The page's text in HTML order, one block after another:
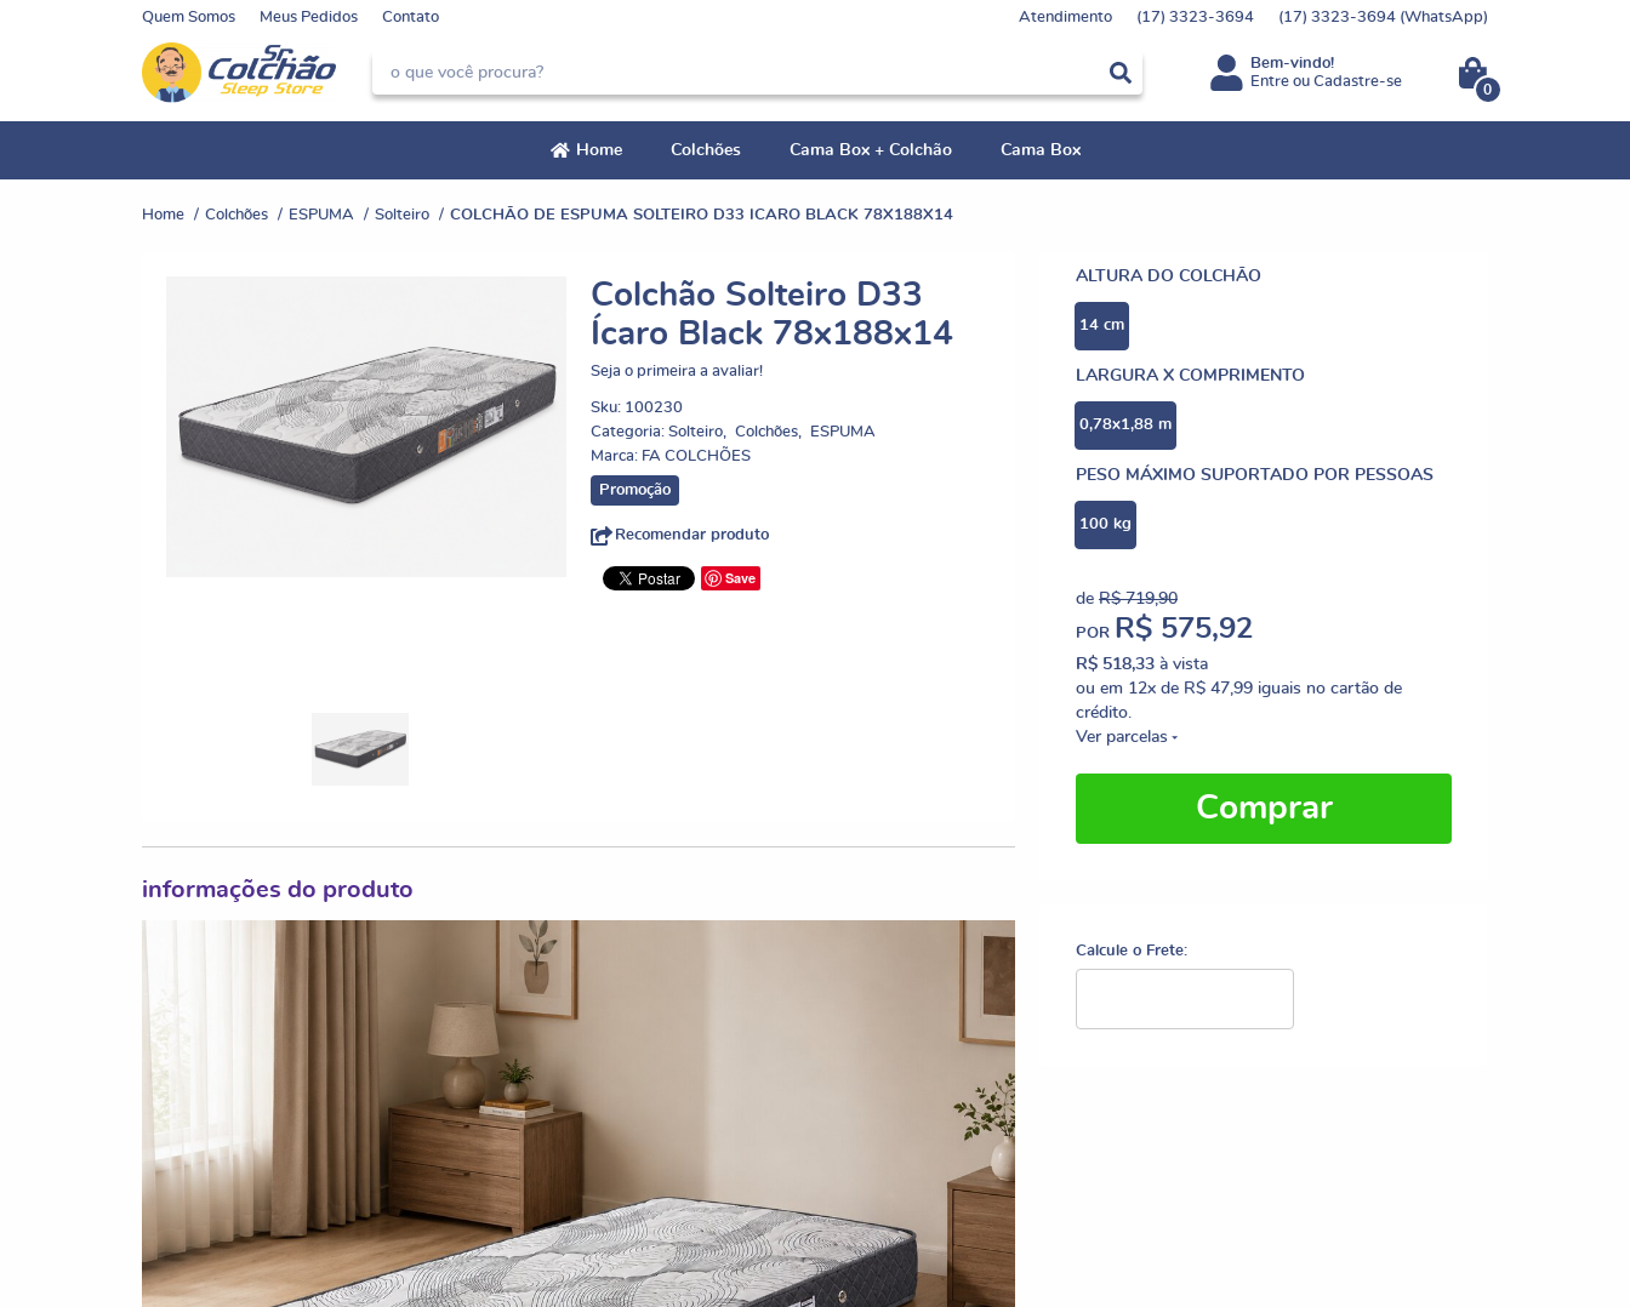
Quem Somos Meus Pedidos Contato Atendimento (17) 3323-3694 (17) 3323-3694 (WhatsApp)
Bem-vindo!
Entre ouCadastre-se 0
Home Colchões Cama Box + Colchão Cama Box
Home Colchões ESPUMA Solteiro COLCHÃO DE ESPUMA SOLTEIRO D33 ICARO BLACK 78X188X14
Colchão Solteiro D33
Ícaro Black 78x188x14
Seja o primeira a avaliar!
Sku: 100230
Categoria: Solteiro Colchões
ESPUMA
Marca: FA COLCHÕES
Promoção
Recomendar produto
Save
ALTURA DO COLCHÃO
14 cm
LARGURA X COMPRIMENTO
0,78x1,88 m
PESO MÁXIMO SUPORTADO POR PESSOAS
100 kg
de R$ 719,90
POR R$ 575,92
R$ 518,33 à vista
ou em 12x de R$ 47,99 iguais no cartão de
crédito.
Ver parcelas
Comprar
Calcule o Frete:
informações do produto